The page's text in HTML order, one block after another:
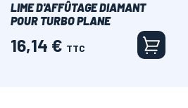
LIME D'AFFÛTAGE DIAMANT
POUR TURBO PLANE
Prix
16,14 € TTC